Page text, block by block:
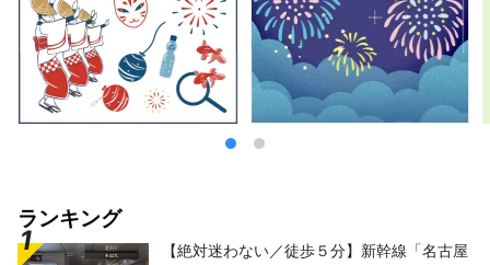
ランキング
【絶対迷わない／徒歩５分】新幹線「名古屋